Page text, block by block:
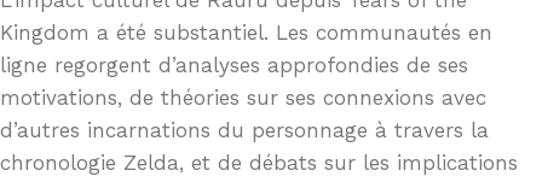
Kingdom a été substantiel. Les communautés en
ligne regorgent d’analyses approfondies de ses
motivations, de théories sur ses connexions avec
d’autres incarnations du personnage à travers la
chronologie Zelda, et de débats sur les implications